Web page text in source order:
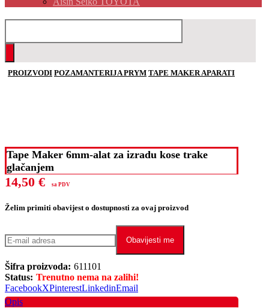
PROIZVODI POZAMANTERIJA PRYM TAPE MAKER APARATI
Tape Maker 6mm-alat za izradu kose trake
glačanjem
14,50 € sa PDV
Želim primiti obavijest o dostupnosti za ovaj proizvod
Obavijesti me
Šifra proizvoda: 611101
Status: Trenutno nema na zalihi!
FacebookXPinterestLinkedinEmail
Opis